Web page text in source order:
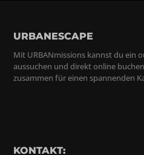
URBANESCAPE
Mit URBANmissions kannst du ein
aussuchen und direkt online
zusammen für einen spannenden
KONTAKT: